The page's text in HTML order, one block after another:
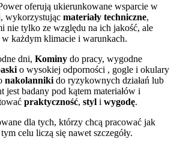
oferują ukierunkowane wsparcie w
wykorzystując materiały techniczne,
nie tylko ze względu na ich jakość, ale
w każdym klimacie i warunkach.
dni, Kominy do pracy, wygodne
o wysokiej odporności , gogle i okulary
nakolanniki do ryzykownych działań lub
jest badany pod kątem materiałów i
praktyczność, styl i wygodę.
dla tych, którzy chcą pracować jak
celu liczą się nawet szczegóły.